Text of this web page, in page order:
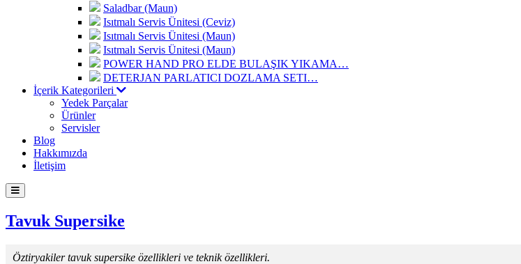
Saladbar (Maun)
Isıtmalı Servis Ünitesi (Ceviz)
Isıtmalı Servis Ünitesi (Maun)
Isıtmalı Servis Ünitesi (Maun)
POWER HAND PRO ELDE BULAŞIK YIKAMA…
DETERJAN PARLATICI DOZLAMA SETI…
İçerik Kategorileri
Yedek Parçalar
Ürünler
Servisler
Blog
Hakkımızda
İletişim
Tavuk Supersike
Öztiryakiler tavuk supersike özellikleri ve teknik özellikleri.